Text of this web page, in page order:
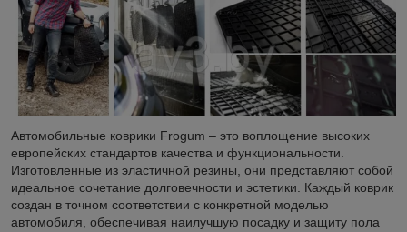
Автомобильные коврики Frogum – это воплощение высоких
европейских стандартов качества и функциональности.
Изготовленные из эластичной резины, они представляют собой
идеальное сочетание долговечности и эстетики. Каждый коврик
создан в точном соответствии с конкретной моделью
автомобиля, обеспечивая наилучшую посадку и защиту пола